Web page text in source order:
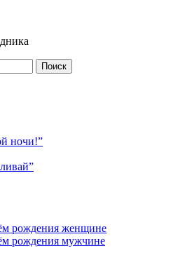
Поиск
ночи!”
рождения женщине
рождения мужчине